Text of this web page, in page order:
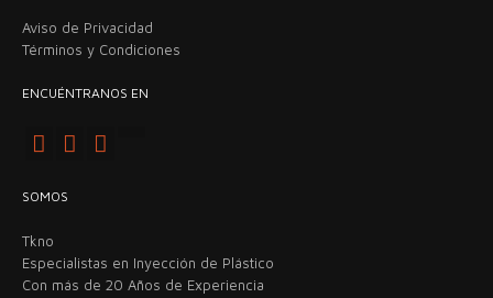
Aviso de Privacidad
Términos y Condiciones
ENCUÉNTRANOS EN
SOMOS
Tkno
Especialistas en Inyección de Plástico
Con más de 20 Años de Experiencia